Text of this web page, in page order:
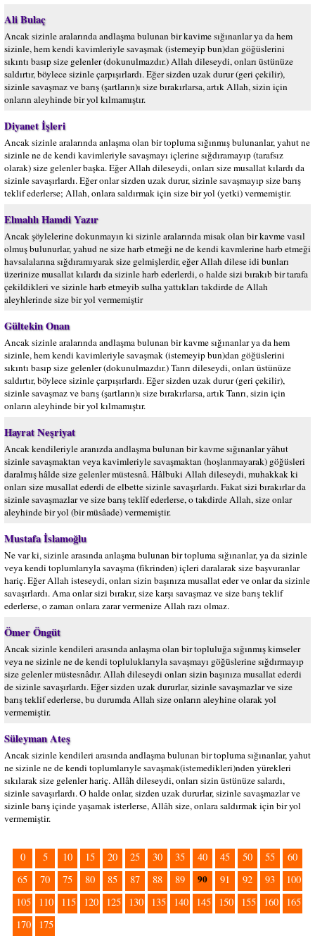
Ali Bulaç
Ancak sizinle aralarında andlaşma bulunan bir kavime sığınanlar ya da hem
sizinle, hem kendi kavimleriyle savaşmak (istemeyip bun)dan göğüslerini
sıkıntı basıp size gelenler (dokunulmazdır.) Allah dileseydi, onları üstünüze
saldırtır, böylece sizinle çarpışırlardı. Eğer sizden uzak durur (geri çekilir),
sizinle savaşmaz ve barış (şartların)ı size bırakırlarsa, artık Allah, sizin için
onların aleyhinde bir yol kılmamıştır.
Diyanet İşleri
Ancak sizinle aralarında anlaşma olan bir topluma sığınmış bulunanlar, yahut ne
sizinle ne de kendi kavimleriyle savaşmayı içlerine sığdıramayıp (tarafsız
olarak) size gelenler başka. Eğer Allah dileseydi, onları size musallat kılardı da
sizinle savaşırlardı. Eğer onlar sizden uzak durur, sizinle savaşmayıp size barış
teklif ederlerse; Allah, onlara saldırmak için size bir yol (yetki) vermemiştir.
Elmalılı Hamdi Yazır
Ancak şöylelerine dokunmayın ki sizinle aralarında misak olan bir kavme vasıl
olmuş bulunurlar, yahud ne size harb etmeği ne de kendi kavmlerine harb etmeği
havsalalarına sığdıramıyarak size gelmişlerdir, eğer Allah dilese idi bunları
üzerinize musallat kılardı da sizinle harb ederlerdi, o halde sizi bırakıb bir tarafa
çekildikleri ve sizinle harb etmeyib sulha yattıkları takdirde de Allah
aleyhlerinde size bir yol vermemiştir
Gültekin Onan
Ancak sizinle aralarında andlaşma bulunan bir kavme sığınanlar ya da hem
sizinle, hem kendi kavimleriyle savaşmak (istemeyip bun)dan göğüslerini
sıkıntı basıp size gelenler (dokunulmazdır.) Tanrı dileseydi, onları üstünüze
saldırtır, böylece sizinle çarpışırlardı. Eğer sizden uzak durur (geri çekilir),
sizinle savaşmaz ve barış (şartların)ı size bırakırlarsa, artık Tanrı, sizin için
onların aleyhinde bir yol kılmamıştır.
Hayrat Neşriyat
Ancak kendileriyle aranızda andlaşma bulunan bir kavme sığınanlar yâhut
sizinle savaşmaktan veya kavimleriyle savaşmaktan (hoşlanmayarak) göğüsleri
daralmış hâlde size gelenler müstesnâ. Hâlbuki Allah dileseydi, muhakkak ki
onları size musallat ederdi de elbette sizinle savaşırlardı. Fakat sizi bırakırlar da
sizinle savaşmazlar ve size barış teklîf ederlerse, o takdirde Allah, size onlar
aleyhinde bir yol (bir müsâade) vermemiştir.
Mustafa İslamoğlu
Ne var ki, sizinle arasında anlaşma bulunan bir topluma sığınanlar, ya da sizinle
veya kendi toplumlarıyla savaşma (fikrinden) içleri daralarak size başvuranlar
hariç. Eğer Allah isteseydi, onları sizin başınıza musallat eder ve onlar da sizinle
savaşırlardı. Ama onlar sizi bırakır, size karşı savaşmaz ve size barış teklif
ederlerse, o zaman onlara zarar vermenize Allah razı olmaz.
Ömer Öngüt
Ancak sizinle kendileri arasında anlaşma olan bir topluluğa sığınmış kimseler
veya ne sizinle ne de kendi topluluklarıyla savaşmayı göğüslerine sığdırmayıp
size gelenler müstesnâdır. Allah dileseydi onları sizin başınıza musallat ederdi
de sizinle savaşırlardı. Eğer sizden uzak dururlar, sizinle savaşmazlar ve size
barış teklif ederlerse, bu durumda Allah size onların aleyhine olarak yol
vermemiştir.
Süleyman Ateş
Ancak sizinle kendileri arasında andlaşma bulunan bir topluma sığınanlar, yahut
ne sizinle ne de kendi toplumlarıyle savaşmak(istemedikleri)nden yürekleri
sıkılarak size gelenler hariç. Allâh dileseydi, onları sizin üstünüze salardı,
sizinle savaşırlardı. O halde onlar, sizden uzak dururlar, sizinle savaşmazlar ve
sizinle barış içinde yaşamak isterlerse, Allâh size, onlara saldırmak için bir yol
vermemiştir.
0 5 10 15 20 25 30 35 40 45 50 55
60
65
70 75 80 85 87 88 89 90 91 92 93
100
105
110 115 120 125 130 135 140 145 150 155 160
165
170
175